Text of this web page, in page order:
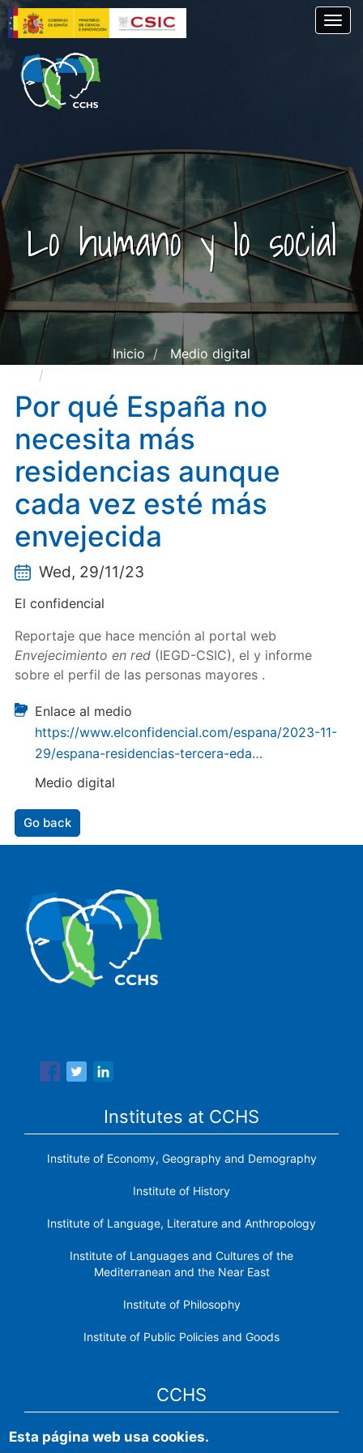
Skip
to
main
content
Lo humano y lo social
Inicio
Medio digital
aunque cada vez esté más envejecida
Por qué España no
necesita más
residencias aunque
cada vez esté más
envejecida
Wed, 29/11/23
El confidencial
Reportaje que hace mención al portal web
Envejecimiento en red(IEGD-CSIC), el y informe
sobre el perfil de las personas mayores .
Enlace al medio
https://www.elconfidencial.com/espana/2023-11-
29/espana-residencias-tercera-eda…
Medio digital
Go back
Institutes at CCHS
Institute of Economy, Geography and Demography
Institute of History
Institute of Language, Literature and Anthropology
Institute of Languages ​​and Cultures of the
Mediterranean and the Near East
Institute of Philosophy
Institute of Public Policies and Goods
CCHS
CSIC Electronic Office
Esta página web usa cookies.